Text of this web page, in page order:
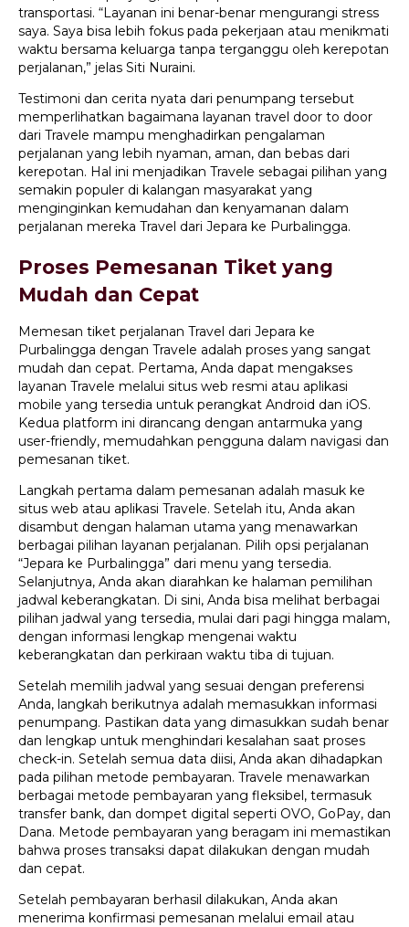
transportasi. “Layanan ini benar-benar mengurangi stress
saya. Saya bisa lebih fokus pada pekerjaan atau menikmati
waktu bersama keluarga tanpa terganggu oleh kerepotan
perjalanan,” jelas Siti Nuraini.
Testimoni dan cerita nyata dari penumpang tersebut
memperlihatkan bagaimana layanan travel door to door
dari Travele mampu menghadirkan pengalaman
perjalanan yang lebih nyaman, aman, dan bebas dari
kerepotan. Hal ini menjadikan Travele sebagai pilihan yang
semakin populer di kalangan masyarakat yang
menginginkan kemudahan dan kenyamanan dalam
perjalanan mereka Travel dari Jepara ke Purbalingga.
Proses Pemesanan Tiket yang
Mudah dan Cepat
Memesan tiket perjalanan Travel dari Jepara ke
Purbalingga dengan Travele adalah proses yang sangat
mudah dan cepat. Pertama, Anda dapat mengakses
layanan Travele melalui situs web resmi atau aplikasi
mobile yang tersedia untuk perangkat Android dan iOS.
Kedua platform ini dirancang dengan antarmuka yang
user-friendly, memudahkan pengguna dalam navigasi dan
pemesanan tiket.
Langkah pertama dalam pemesanan adalah masuk ke
situs web atau aplikasi Travele. Setelah itu, Anda akan
disambut dengan halaman utama yang menawarkan
berbagai pilihan layanan perjalanan. Pilih opsi perjalanan
“Jepara ke Purbalingga” dari menu yang tersedia.
Selanjutnya, Anda akan diarahkan ke halaman pemilihan
jadwal keberangkatan. Di sini, Anda bisa melihat berbagai
pilihan jadwal yang tersedia, mulai dari pagi hingga malam,
dengan informasi lengkap mengenai waktu
keberangkatan dan perkiraan waktu tiba di tujuan.
Setelah memilih jadwal yang sesuai dengan preferensi
Anda, langkah berikutnya adalah memasukkan informasi
penumpang. Pastikan data yang dimasukkan sudah benar
dan lengkap untuk menghindari kesalahan saat proses
check-in. Setelah semua data diisi, Anda akan dihadapkan
pada pilihan metode pembayaran. Travele menawarkan
berbagai metode pembayaran yang fleksibel, termasuk
transfer bank, dan dompet digital seperti OVO, GoPay, dan
Dana. Metode pembayaran yang beragam ini memastikan
bahwa proses transaksi dapat dilakukan dengan mudah
dan cepat.
Setelah pembayaran berhasil dilakukan, Anda akan
menerima konfirmasi pemesanan melalui email atau